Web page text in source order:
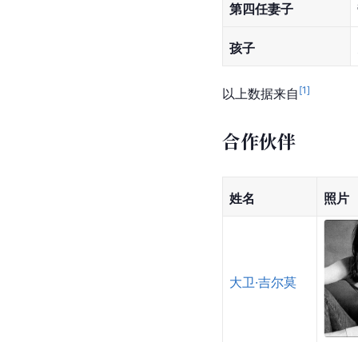
第四任妻子
孩子
以上数据来自 [1]
合作伙伴
姓名 照片
大卫·吉尔莫